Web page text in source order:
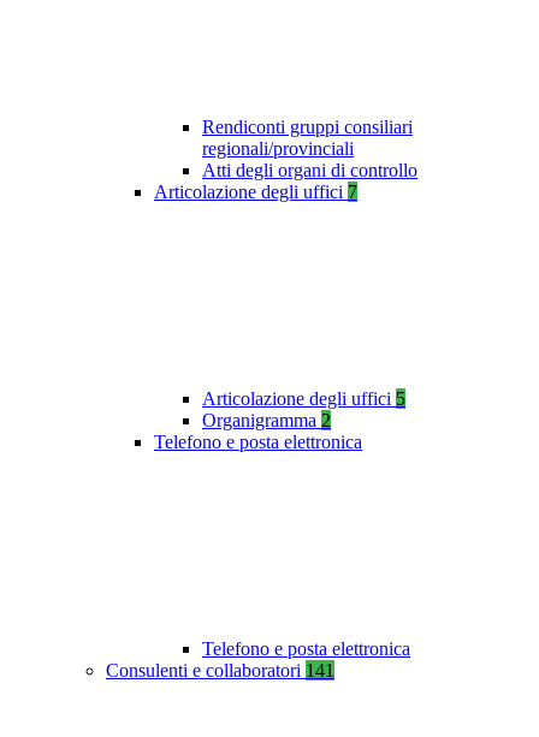
Rendiconti gruppi consiliari
regionali/provinciali
Atti degli organi di controllo
Articolazione degli uffici 7
Articolazione degli uffici 5
Organigramma 2
Telefono e posta elettronica
Telefono e posta elettronica
Consulenti e collaboratori 141